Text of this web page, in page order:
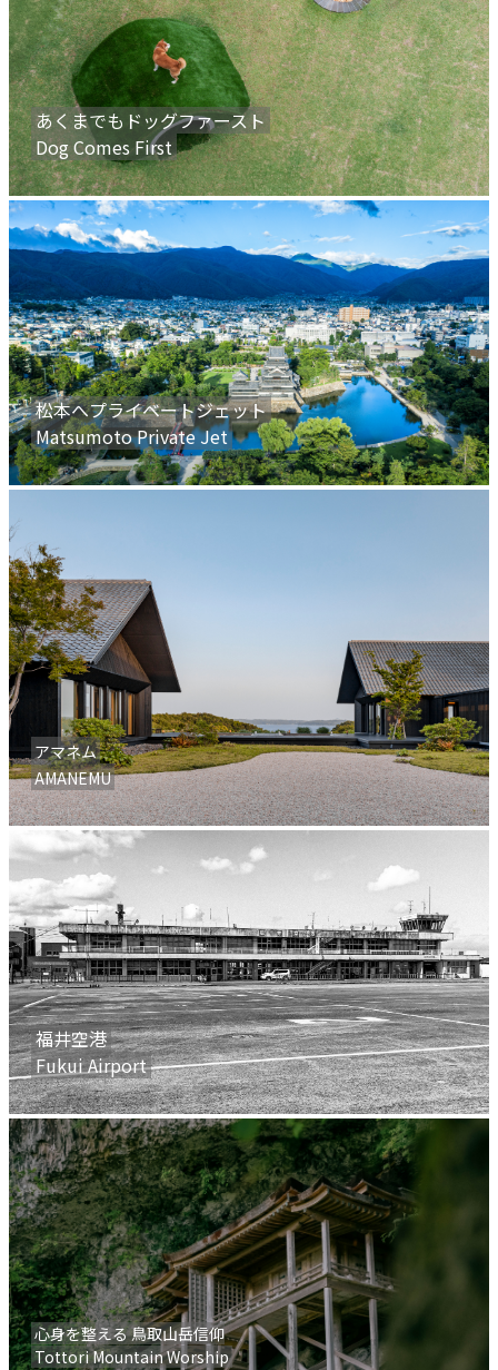
あくまでもドッグファースト
Dog Comes First
松本へプライベートジェット
Matsumoto Private Jet
アマネム
AMANEMU
福井空港
Fukui Airport
心身を整える 鳥取山岳信仰
Tottori Mountain Worship